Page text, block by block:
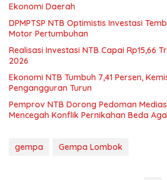
Ekonomi Daerah
DPMPTSP NTB Optimistis Investasi
Motor Pertumbuhan
Realisasi Investasi NTB Capai Rp15,66
2026
Ekonomi NTB Tumbuh 7,41 Persen,
Pengangguran Turun
Pemprov NTB Dorong Pedoman
Mencegah Konflik Pernikahan Beda
gempa Gempa Lombok